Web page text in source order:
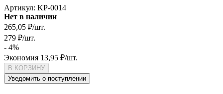
Артикул: KP-0014
Нет в наличии
265,05 ₽/шт.
279 ₽/шт.
- 4%
Экономия 13,95 ₽/шт.
В КОРЗИНУ
Уведомить о поступлении